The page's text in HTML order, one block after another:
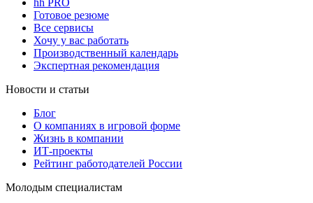
Готовое резюме
Все сервисы
Хочу у вас работать
Производственный календарь
Экспертная рекомендация
Новости и статьи
Блог
О компаниях в игровой форме
Жизнь в компании
ИТ-проекты
Рейтинг работодателей России
Молодым специалистам